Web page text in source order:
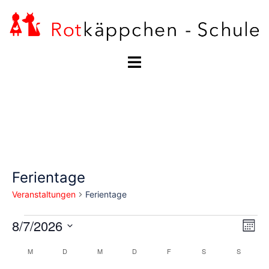
Inhalt
springen
Menü
Ferientage
Veranstaltungen Ferientage
Veranstaltungen
8/7/2026
Kalender
M D DIENSTAGMMITTWOCH
DDONNERSTAG
F S SAMSTAGS